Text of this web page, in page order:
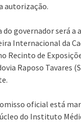
autorização.
do governador será a
Internacional da
Recinto de
Raposo Tavares
oficial está
do Instituto